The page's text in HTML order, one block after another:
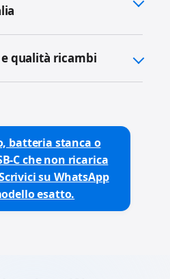
e qualità ricambi
batteria stanca o
C che non ricarica
su WhatsApp
esatto.